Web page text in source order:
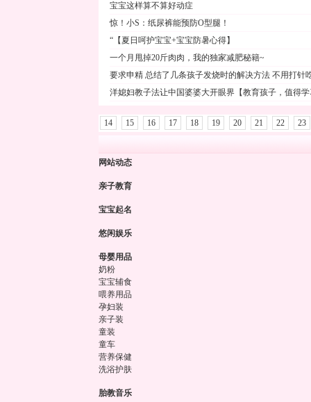
宝宝这样算不算好动症
惊！小S：纸尿裤能预防O型腿！
“【夏日呵护宝宝+宝宝防暑心得】
一个月甩掉20斤肉肉，我的独家减肥秘籍~
要求申精 总结了几条孩子发烧时的解决方法 不用打针
洋媳妇教子法让中国婆婆大开眼界【教育孩子，值得
14 15 16 17 18 19 20 21 22 23
网站动态
亲子教育
宝宝起名
悠闲娱乐
母婴用品
奶粉
宝宝辅食
喂养用品
孕妇装
亲子装
童装
童车
营养保健
洗浴护肤
胎教音乐